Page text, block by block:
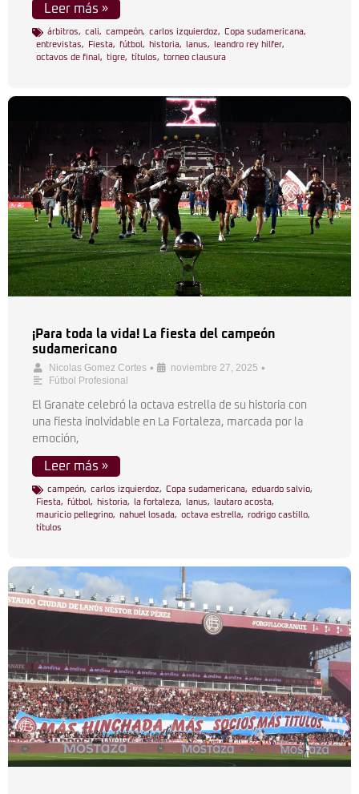
Leer más »
árbitros, cali, campeón, carlos izquierdoz, Copa sudamericana,
entrevistas, Fiesta, fútbol , historia, lanus, leandro rey hilfer,
octavos de final , tigre, títulos, torneo clausura
¡Para toda la vida! La fiesta del campeón
sudamericano
Nicolas Gomez Cortes • noviembre 27, 2025 •
Fútbol Profesional
El Granate celebró la octava estrella de su historia con
una fiesta inolvidable en La Fortaleza, marcada por la
emoción,
Leer más »
campeón, carlos izquierdoz, Copa sudamericana, eduardo salvio,
Fiesta, fútbol , historia, la fortaleza, lanus, lautaro acosta,
mauricio pellegrino, nahuel losada, octava estrella, rodrigo castillo,
títulos